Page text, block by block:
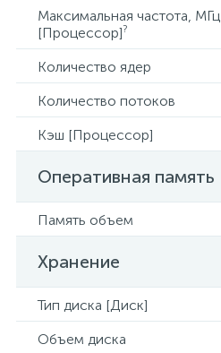
Максимальная частота, МГц
[Процессор]?
Количество ядер
Количество потоков
Кэш [Процессор]
Оперативная память
Память объем
Хранение
Тип диска [Диск]
Объем диска